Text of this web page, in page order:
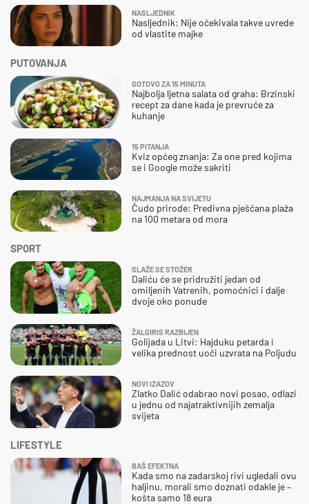
SPORT
SLAŽE SE STOŽER
Daliću će se pridružiti jedan od
omiljenih Vatrenih, pomoćnici i dalje
dvoje oko ponude
ŽALGIRIS RAZBIJEN
Golijada u Litvi: Hajduku petarda i
velika prednost uoči uzvrata na Poljudu
NOVI IZAZOV
Zlatko Dalić odabrao novi posao, odlazi
u jednu od najatraktivnijih zemalja
svijeta
NASLJEDNIK
Nasljednik: Nije očekivala takve uvrede
od vlastite majke
PUTOVANJA
GOTOVO ZA 15 MINUTA
Najbolja ljetna salata od graha: Brzinski
recept za dane kada je prevruće za
kuhanje
15 PITANJA
Kviz općeg znanja: Za one pred kojima
se i Google može sakriti
NAJMANJA NA SVIJETU
Čudo prirode: Predivna pješčana plaža
na 100 metara od mora
LIFESTYLE
BAŠ EFEKTNA
Kada smo na zadarskoj rivi ugledali ovu
haljinu, morali smo doznati odakle je –
košta samo 18 eura